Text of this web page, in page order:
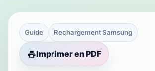
Guide Rechargement Samsung
Imprimer en PDF